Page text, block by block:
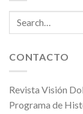
CONTACTO
Revista Visión
Programa de